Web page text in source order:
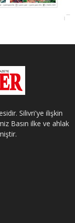
Silivri'ye ilişkin
Basın ilke ve ahlak